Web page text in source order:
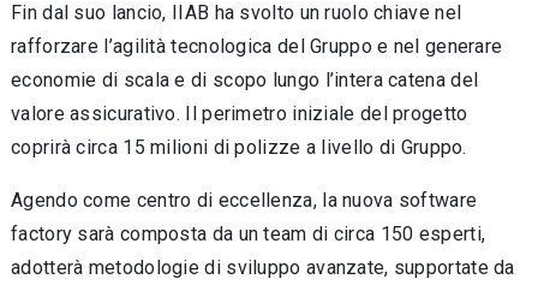
Fin dal suo lancio, IIAB ha svolto un ruolo chiave nel
rafforzare l’agilità tecnologica del Gruppo e nel generare
economie di scala e di scopo lungo l’intera catena del
valore assicurativo. Il perimetro iniziale del progetto
coprirà circa 15 milioni di polizze a livello di Gruppo.
Agendo come centro di eccellenza, la nuova software
factory sarà composta da un team di circa 150 esperti,
adotterà metodologie di sviluppo avanzate, supportate da